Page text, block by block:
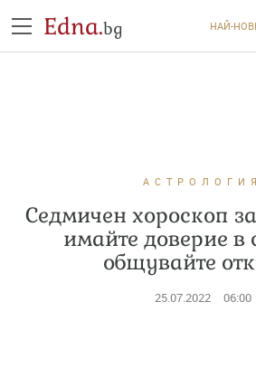
Edna.bg НАЙ-
АСТРОЛОГИЯ
Седмичен хороскоп
имайте доверие в
общувайте
25.07.2022 06:00